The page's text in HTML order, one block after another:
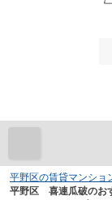
平野区の賃貸マンショ
平野区 喜連瓜破のお